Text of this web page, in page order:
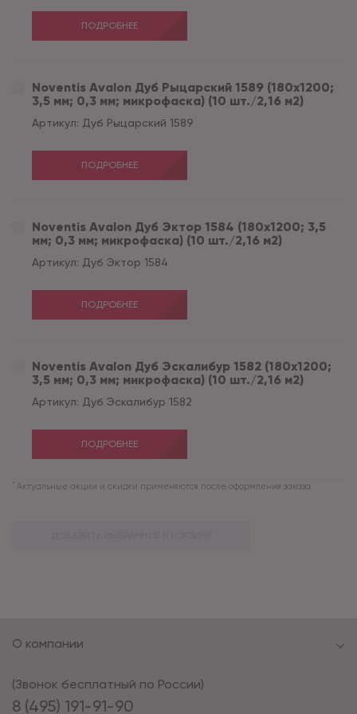
ПОДРОБНЕЕ
Noventis Avalon Дуб Рыцарский 1589 (180x1200;
3,5 мм; 0,3 мм; микрофаска) (10 шт./2,16 м2)
Артикул: Дуб Рыцарский 1589
ПОДРОБНЕЕ
Noventis Avalon Дуб Эктор 1584 (180x1200; 3,5
мм; 0,3 мм; микрофаска) (10 шт./2,16 м2)
Артикул: Дуб Эктор 1584
ПОДРОБНЕЕ
Noventis Avalon Дуб Эскалибур 1582 (180x1200;
3,5 мм; 0,3 мм; микрофаска) (10 шт./2,16 м2)
Артикул: Дуб Эскалибур 1582
ПОДРОБНЕЕ
* Актуальные акции и скидки применяются после оформления заказа.
8 (495) 191-91-90
(Звонок бесплатный по России)
О компании